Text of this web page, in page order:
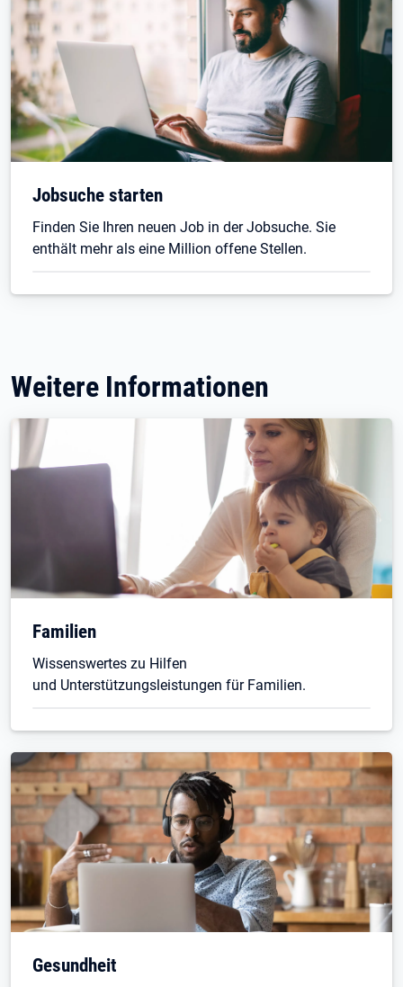
Jobsuche starten
Finden Sie Ihren neuen Job in der Jobsuche. Sie
enthält mehr als eine Million offene Stellen.
Weitere Informationen
Familien
Wissenswertes zu Hilfen
und Unterstützungsleistungen für Familien.
Gesundheit